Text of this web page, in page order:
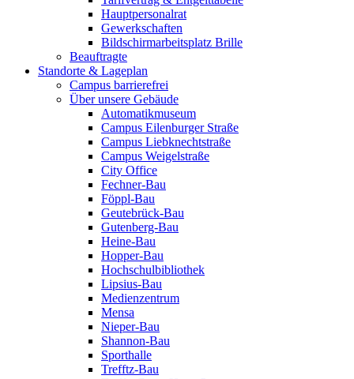
Hauptpersonalrat
Gewerkschaften
Bildschirmarbeitsplatz Brille
Beauftragte
Standorte & Lageplan
Campus barrierefrei
Über unsere Gebäude
Automatikmuseum
Campus Eilenburger Straße
Campus Liebknechtstraße
Campus Weigelstraße
City Office
Fechner-Bau
Föppl-Bau
Geutebrück-Bau
Gutenberg-Bau
Heine-Bau
Hopper-Bau
Hochschulbibliothek
Lipsius-Bau
Medienzentrum
Mensa
Nieper-Bau
Shannon-Bau
Sporthalle
Trefftz-Bau